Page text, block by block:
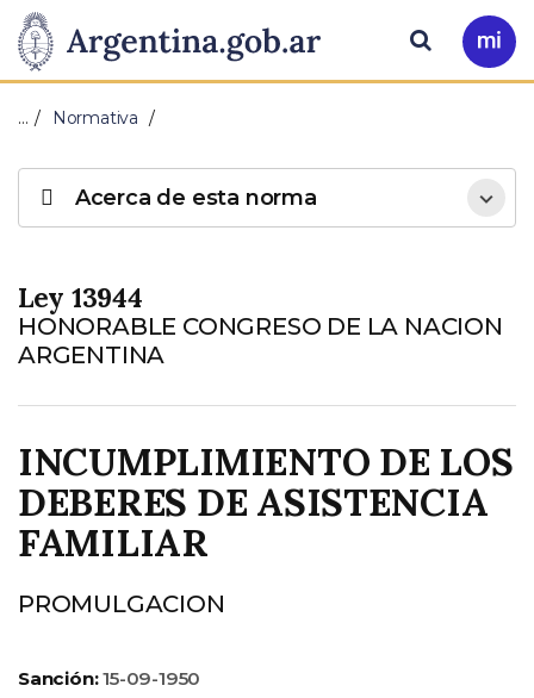
Presidencia
de
Nación
Pasar al contenido principal
Ir
a
Buscar
… Normativa
Ley 13944
HONORABLE CONGRESO DE LA NACION
ARGENTINA
INCUMPLIMIENTO DE LOS
DEBERES DE ASISTENCIA
FAMILIAR
PROMULGACION
Sanción: 15-09-1950
Acerca de esta norma